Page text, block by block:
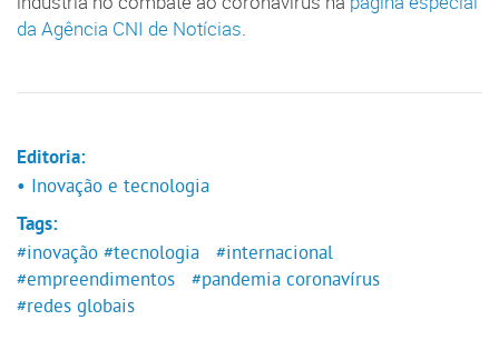
da Agência CNI de Notícias.
Editoria:
• Inovação e tecnologia
Tags:
#inovação #tecnologia
#internacional
#empreendimentos
#pandemia coronavírus
#redes globais